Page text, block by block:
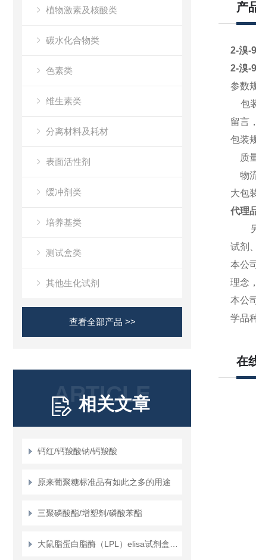
植物激素及核酸类
碳水化合物类
色素类
维生素类
分离材料及耗材
表面活性剂
缓冲剂类
培养基类
测试盒类
其他生化试剂
查看全部产品 >>
ARTICLE
相关文章
钙红/钙羧酸钠/钙羧酸
原来葡聚糖标准品有如此之多的用途
三聚磷酸酯/增塑剂/磷酸苯酯
产
2-溴-
2-溴-
参数
包
留言
包装
质
物
大包
代理
另
试剂
本公
理念
本公
学品
在